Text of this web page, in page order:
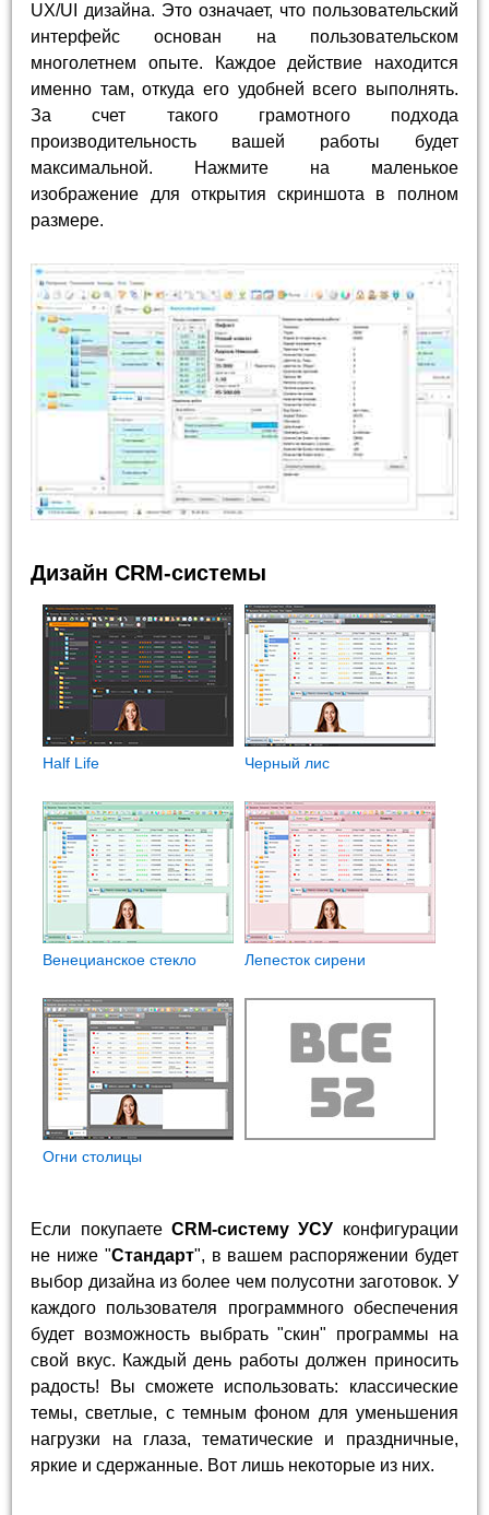
UX/UI дизайна. Это означает, что пользовательский
интерфейс основан на пользовательском
многолетнем опыте. Каждое действие находится
именно там, откуда его удобней всего выполнять.
За счет такого грамотного подхода
производительность вашей работы будет
максимальной. Нажмите на маленькое
изображение для открытия скриншота в полном
размере.
Дизайн CRM-системы
Half Life Черный лис
Венецианское стекло Лепесток сирени
Огни столицы
Если покупаете CRM-систему УСУ конфигурации
не ниже "Стандарт", в вашем распоряжении будет
выбор дизайна из более чем полусотни заготовок. У
каждого пользователя программного обеспечения
будет возможность выбрать "скин" программы на
свой вкус. Каждый день работы должен приносить
радость! Вы сможете использовать: классические
темы, светлые, с темным фоном для уменьшения
нагрузки на глаза, тематические и праздничные,
яркие и сдержанные. Вот лишь некоторые из них.